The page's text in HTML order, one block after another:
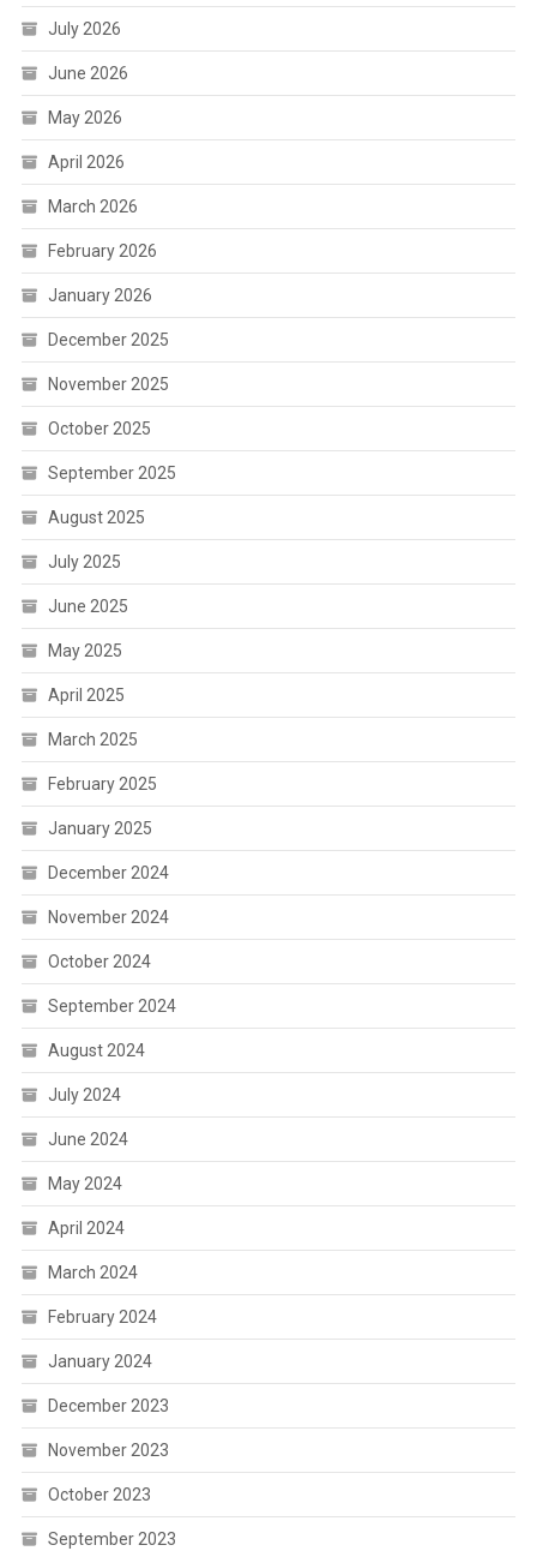
July 2026
June 2026
May 2026
April 2026
March 2026
February 2026
January 2026
December 2025
November 2025
October 2025
September 2025
August 2025
July 2025
June 2025
May 2025
April 2025
March 2025
February 2025
January 2025
December 2024
November 2024
October 2024
September 2024
August 2024
July 2024
June 2024
May 2024
April 2024
March 2024
February 2024
January 2024
December 2023
November 2023
October 2023
September 2023